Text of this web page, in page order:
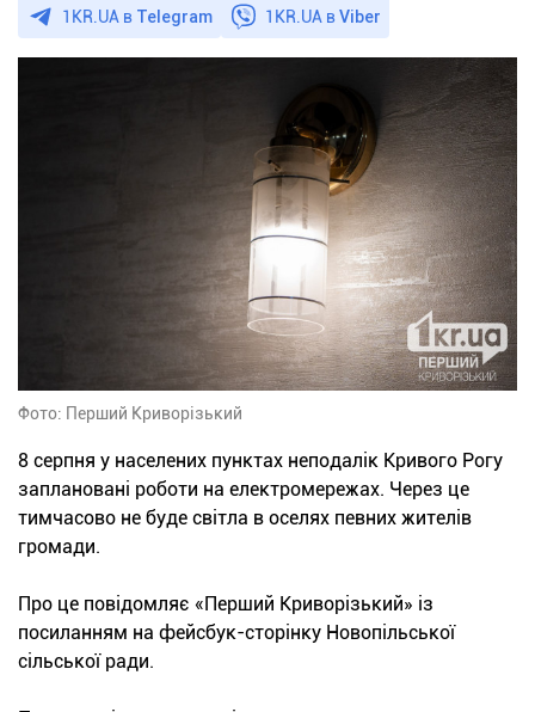
1KR.UA в Telegram 1KR.UA вViber
Фото: Перший Криворізький
8 серпня у населених пунктах неподалік Кривого Рогу
заплановані роботи на електромережах. Через це
тимчасово не буде світла в оселях певних жителів
громади.
Про це повідомляє «Перший Криворізький» із
посиланням на фейсбук-сторінку Новопільської
сільської ради.